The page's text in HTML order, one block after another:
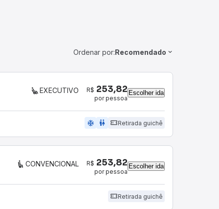
Ordenar por:Recomendado
EXECUTIVO R$ 253,82
por pessoa
Escolher ida
ac_unit wc Retirada guichê
CONVENCIONAL R$ 253,82
por pessoa
Escolher ida
Retirada guichê